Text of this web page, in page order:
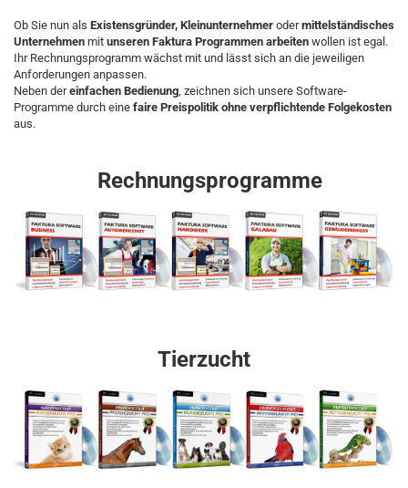
Ob Sie nun als Existensgründer, Kleinunternehmer odermittelständisches
Unternehmen mit unseren Faktura Programmen arbeiten wollen ist egal.
Ihr Rechnungsprogramm wächst mit und lässt sich an die jeweiligen
Anforderungen anpassen.
Neben dereinfachen Bedienung , zeichnen sich unsere Software-
Programme durch eine faire Preispolitik ohne verpflichtende Folgekosten
aus.
Rechnungsprogramme
Tierzucht